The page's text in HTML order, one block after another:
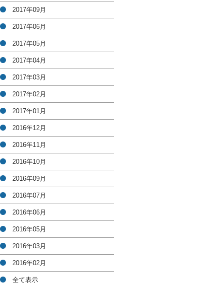
2017年09月
2017年06月
2017年05月
2017年04月
2017年03月
2017年02月
2017年01月
2016年12月
2016年11月
2016年10月
2016年09月
2016年07月
2016年06月
2016年05月
2016年03月
2016年02月
全て表示